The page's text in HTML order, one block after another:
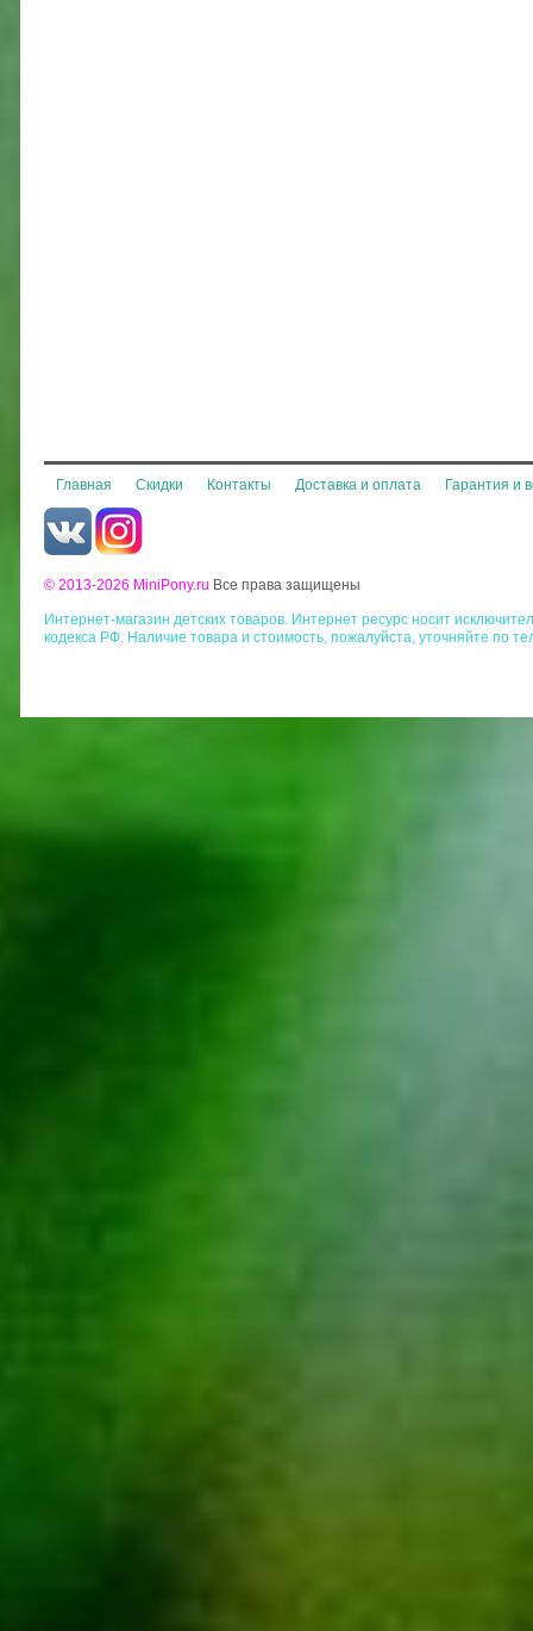
Главная Скидки Контакты Доставка и оплата Гарантия и
© 2013-2026 MiniPony.ru Все права защищены
Интернет-магазин детских товаров. Интернет ресурс носит
кодекса РФ. Наличие товара и стоимость, пожалуйста, уточняйте по